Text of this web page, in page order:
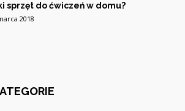
sprzęt do ćwiczeń w domu?
2018